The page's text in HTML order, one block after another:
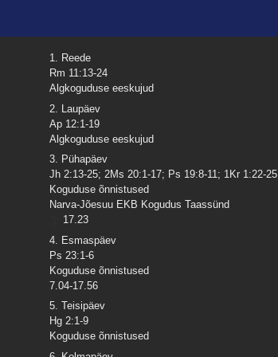
1. Reede
Rm 11:13-24
Algkoguduse eeskujud
2. Laupäev
Ap 12:1-19
Algkoguduse eeskujud
3. Pühapäev
Jh 2:13-25; 2Ms 20:1-17; Ps 19:8-11; 1Kr 1:22-25
Koguduse õnnistused
Narva-Jõesuu EKB Kogudus Taassünd
17.23
4. Esmaspäev
Ps 23:1-6
Koguduse õnnistused
7.04-17.56
5. Teisipäev
Hg 2:1-9
Koguduse õnnistused